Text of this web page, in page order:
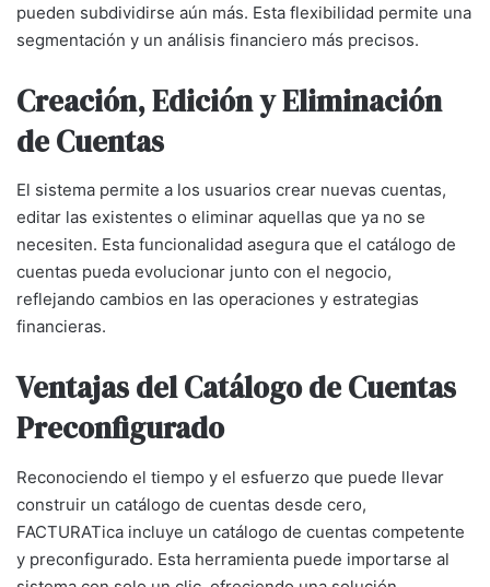
pueden subdividirse aún más. Esta flexibilidad permite una
segmentación y un análisis financiero más precisos.
Creación, Edición y Eliminación
de Cuentas
El sistema permite a los usuarios crear nuevas cuentas,
editar las existentes o eliminar aquellas que ya no se
necesiten. Esta funcionalidad asegura que el catálogo de
cuentas pueda evolucionar junto con el negocio,
reflejando cambios en las operaciones y estrategias
financieras.
Ventajas del Catálogo de Cuentas
Preconfigurado
Reconociendo el tiempo y el esfuerzo que puede llevar
construir un catálogo de cuentas desde cero,
FACTURATica incluye un catálogo de cuentas competente
y preconfigurado. Esta herramienta puede importarse al